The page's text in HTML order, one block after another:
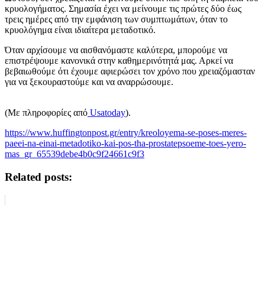
κρυολογήματος. Σημασία έχει να μείνουμε τις πρώτες δύο έως
τρεις ημέρες από την εμφάνιση των συμπτωμάτων, όταν το
κρυολόγημα είναι ιδιαίτερα μεταδοτικό.
Όταν αρχίσουμε να αισθανόμαστε καλύτερα, μπορούμε να
επιστρέψουμε κανονικά στην καθημερινότητά μας. Αρκεί να
βεβαιωθούμε ότι έχουμε αφιερώσει τον χρόνο που χρειαζόμασταν
για να ξεκουραστούμε και να αναρρώσουμε.
(Με πληροφορίες από Usatoday).
https://www.huffingtonpost.gr/entry/kreoloyema-se-poses-meres-
paeei-na-einai-metadotiko-kai-pos-tha-prostatepsoeme-toes-yero-
mas_gr_65539debe4b0c9f24661c9f3
Related posts: